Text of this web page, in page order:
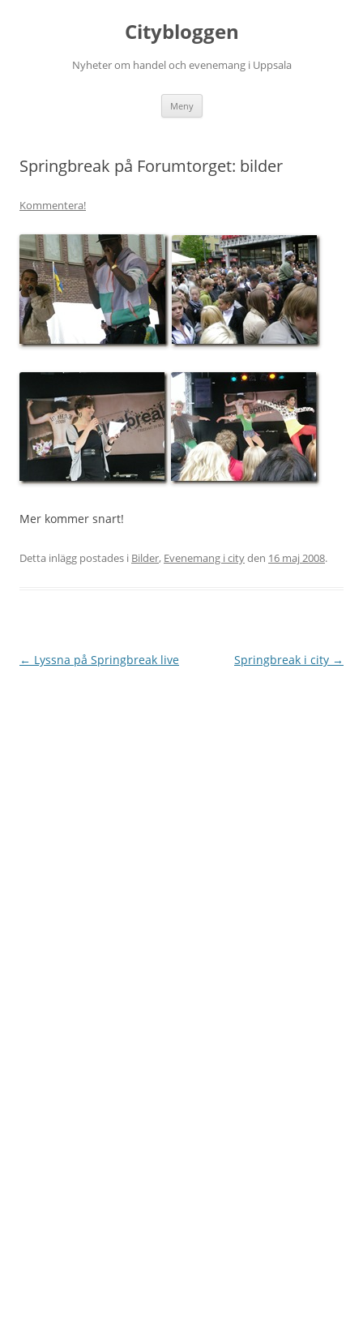
Citybloggen
Nyheter om handel och evenemang i Uppsala
Meny
Springbreak på Forumtorget: bilder
Kommentera!
Mer kommer snart!
Detta inlägg postades i Bilder, Evenemang i cityden 16 maj 2008.
Inläggsnavigering
← Lyssna på Springbreak live Springbreak i city →